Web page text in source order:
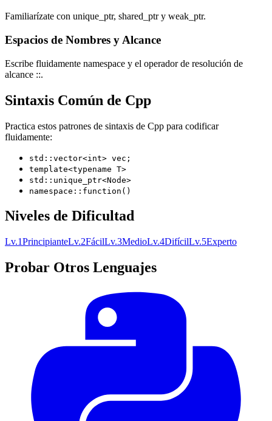
Familiarízate con unique_ptr, shared_ptr y weak_ptr.
Espacios de Nombres y Alcance
Escribe fluidamente namespace y el operador de resolución de
alcance ::.
Sintaxis Común de Cpp
Practica estos patrones de sintaxis de Cpp para codificar
fluidamente:
std::vector<int> vec;
template<typename T>
std::unique_ptr<Node>
namespace::function()
Niveles de Dificultad
Lv.1PrincipianteLv.2FácilLv.3MedioLv.4DifícilLv.5Experto
Probar Otros Lenguajes